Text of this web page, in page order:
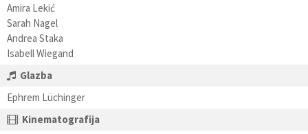
Amira Lekić
Sarah Nagel
Andrea Staka
Isabell Wiegand
Glazba
Ephrem Lüchinger
Kinematografija